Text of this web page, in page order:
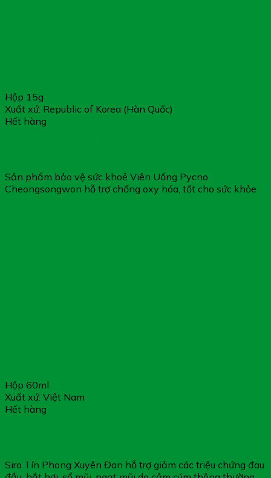
Hộp 15g
Xuất xứ: Republic of Korea (Hàn Quốc)
Hết hàng
Sản phẩm bảo vệ sức khoẻ Viên Uống Pycno
Cheongsongwon hỗ trợ chống oxy hóa, tốt cho sức khỏe
Hộp 60ml
Xuất xứ: Việt Nam
Hết hàng
Siro Tín Phong Xuyên Đan hỗ trợ giảm các triệu chứng đau